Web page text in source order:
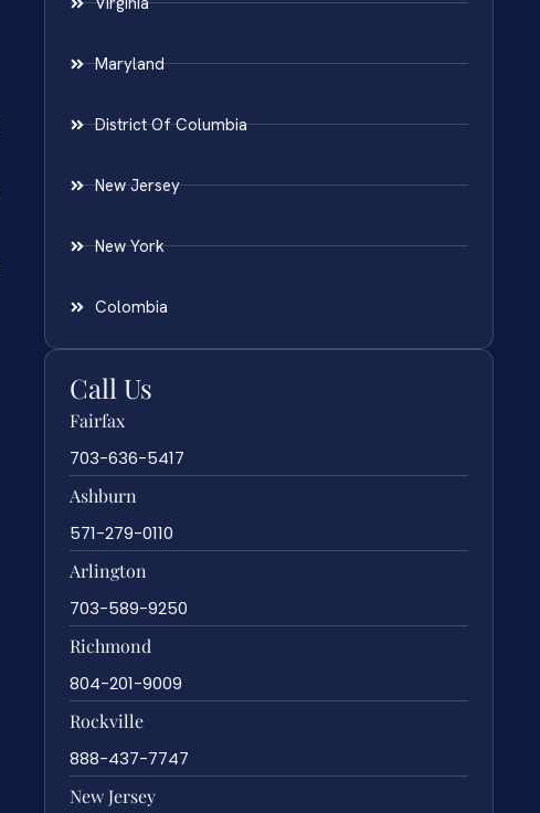
Maryland
District Of Columbia
New Jersey
New York
Colombia
Call Us
Fairfax
703-636-5417
Ashburn
571-279-0110
Arlington
703-589-9250
Richmond
804-201-9009
Rockville
888-437-7747
New Jersey